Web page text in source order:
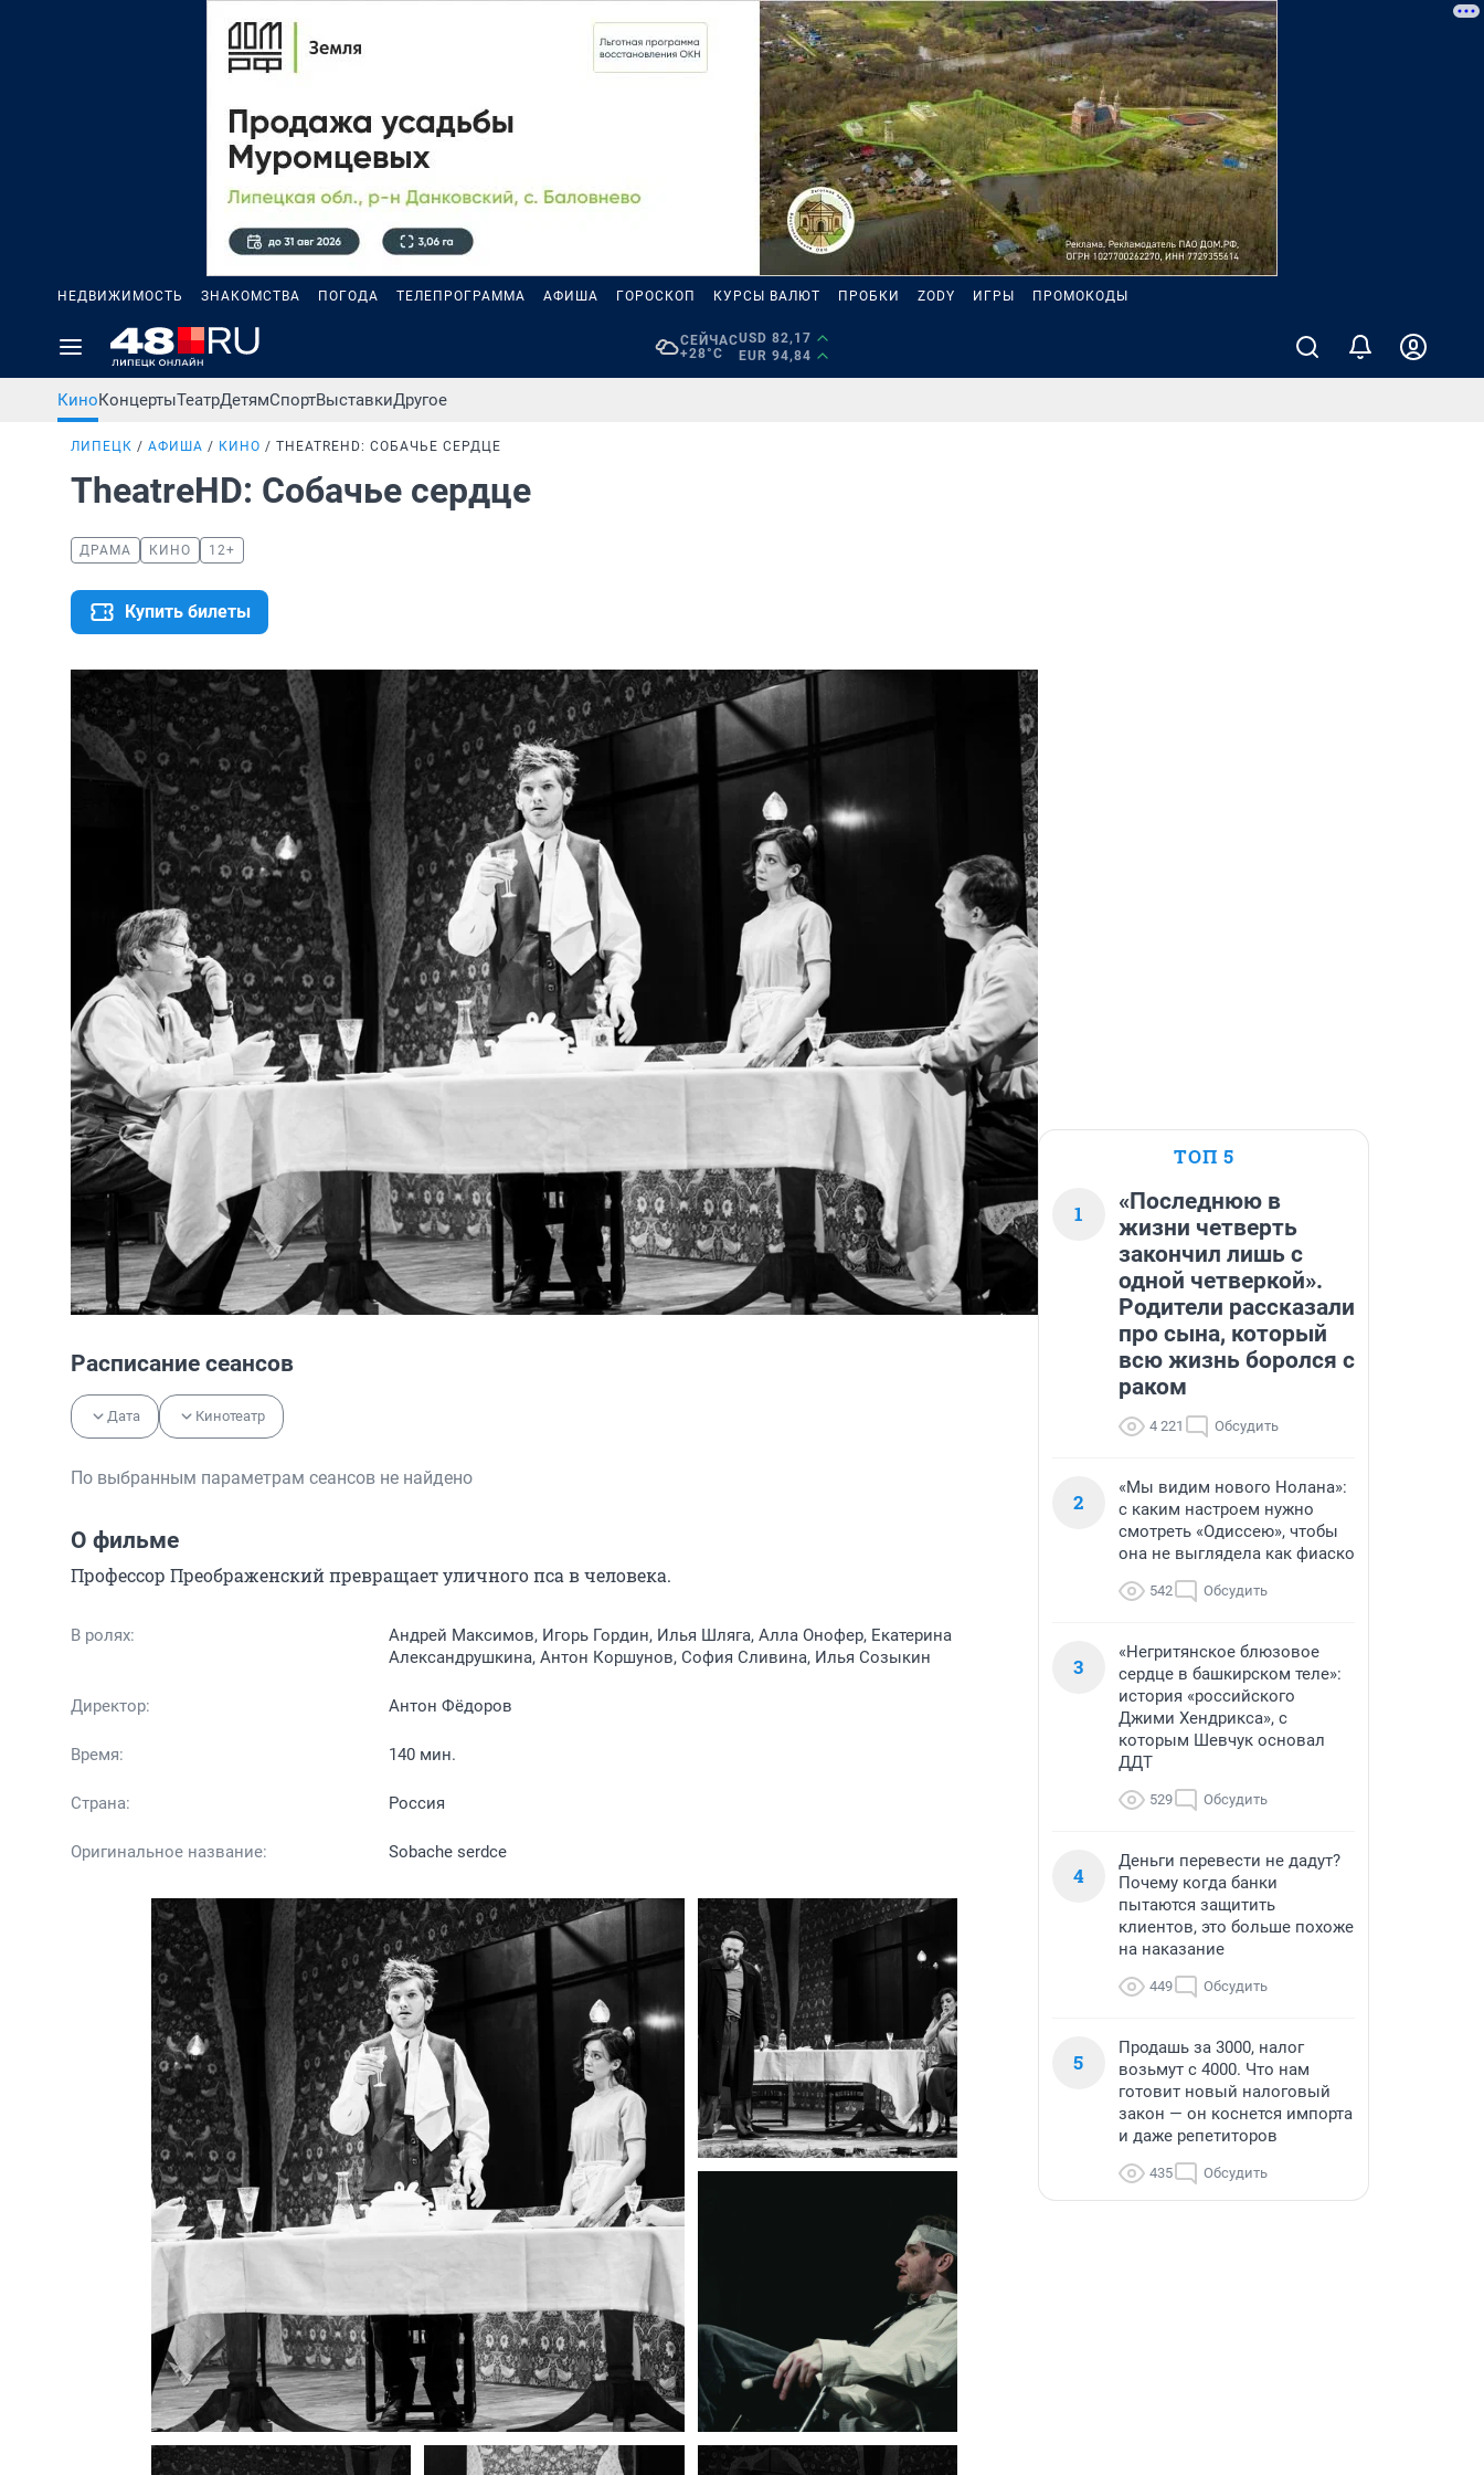
НЕДВИЖИМОСТЬ ЗНАКОМСТВА ПОГОДА ТЕЛЕПРОГРАММА АФИША ГОРОСКОП КУРСЫ ВАЛЮТ ПРОБКИ ZODY ИГРЫ ПРОМОКОДЫ
СЕЙЧАС
+28°C
USD 82,17
EUR 94,84
КиноКонцертыТеатрДетямСпортВыставкиДругое
ЛИПЕЦК АФИША КИНО THEATREHD: СОБАЧЬЕ СЕРДЦЕ
TheatreHD: Собачье сердце
ДРАМА КИНО 12+
Купить билеты
Расписание сеансов
Дата Кинотеатр
По выбранным параметрам сеансов не найдено
О фильме
Профессор Преображенский превращает уличного пса в человека.
В ролях:
Андрей Максимов, Игорь Гордин, Илья Шляга, Алла Онофер, Екатерина
Александрушкина, Антон Коршунов, София Сливина, Илья Созыкин
Директор: Антон Фёдоров
Время: 140 мин.
Страна: Россия
Оригинальное название: Sobache serdce
ТОП 5
1
«Последнюю в
жизни четверть
закончил лишь с
одной четверкой».
Родители рассказали
про сына, который
всю жизнь боролся с
раком
4 221 Обсудить
2
«Мы видим нового Нолана»:
с каким настроем нужно
смотреть «Одиссею», чтобы
она не выглядела как фиаско
542 Обсудить
3
«Негритянское блюзовое
сердце в башкирском теле»:
история «российского
Джими Хендрикса», с
которым Шевчук основал
ДДТ
529 Обсудить
4
Деньги перевести не дадут?
Почему когда банки
пытаются защитить
клиентов, это больше похоже
на наказание
449 Обсудить
5
Продашь за 3000, налог
возьмут с 4000. Что нам
готовит новый налоговый
закон — он коснется импорта
и даже репетиторов
435 Обсудить